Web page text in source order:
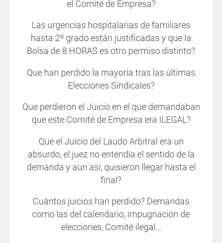
el Comité de Empresa?
Las urgencias hospitalarias de familiares
hasta 2º grado están justificadas y que la
Bolsa de 8 HORAS es otro permiso distinto?
Que han perdido la mayoría tras las últimas
Elecciones Sindicales?
Que perdieron el Juicio en el que demandaban
que este Comité de Empresa era ILEGAL?
Que el Juicio del Laudo Arbitral era un
absurdo, el juez no entendía el sentido de la
demanda y aun así, quisieron llegar hasta el
final?
Cuántos juicios han perdido? Demandas
como las del calendario, impugnación de
elecciones, Comité ilegal…